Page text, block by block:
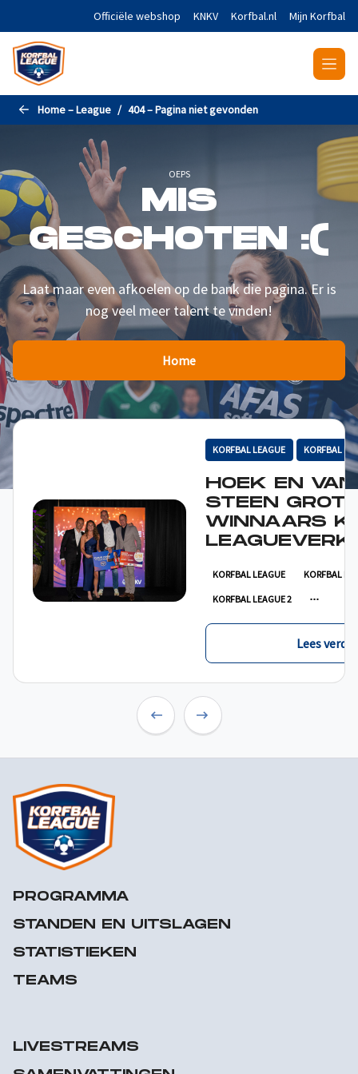
Naar de hoofdinhoud gaanOfficiële webshop KNKV Korfbal.nl Mijn Korfbal
Home – League 404 – Pagina niet gevonden
OEPS
MIS
GESCHOTEN :(
Laat maar even afkoelen op de bank die pagina. Er is
nog veel meer talent te vinden!
Home
KORFBAL LEAGUE KORFBAL
HOEK EN VAN
STEEN
WINNAARS
KORFBAL LEAGUE KORFBAL
KORFBAL LEAGUE 2
Lees verder
PROGRAMMA
STANDEN EN UITSLAGEN
STATISTIEKEN
TEAMS
LIVESTREAMS